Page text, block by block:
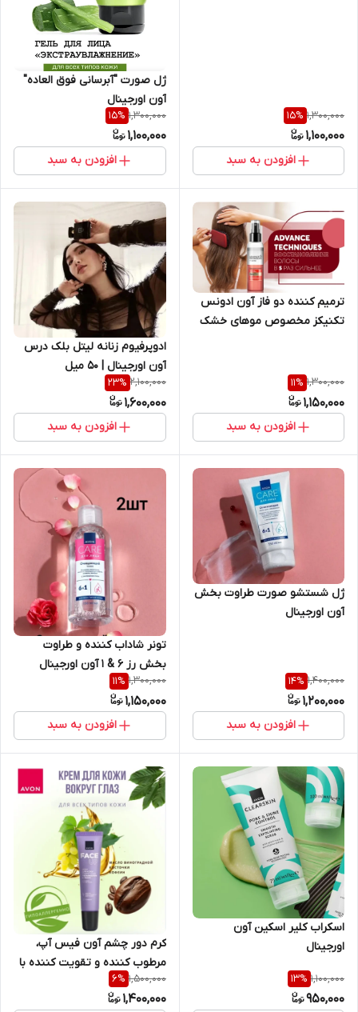
1,300,000
15%
1,100,000
افزودن به سبد
ژل صورت "آبرسانی فوق العاده"
آون اورجینال
1,300,000
15%
1,100,000
افزودن به سبد
ترمیم کننده دو فاز آون ادونس
تکنیکز مخصوص موهای خشک
1,300,000
11%
1,150,000
افزودن به سبد
ادوپرفیوم زنانه لیتل بلک درس
آون اورجینال | 50 میل
2,100,000
23%
1,600,000
افزودن به سبد
ژل شستشو صورت طراوت بخش
آون اورجینال
1,400,000
14%
1,200,000
افزودن به سبد
تونر شاداب کننده و طراوت
بخش رز 6 & 1 آون اورجینال
1,300,000
11%
1,150,000
افزودن به سبد
اسکراب کلیر اسکین آون
اورجینال
1,100,000
13%
950,000
کرم دور چشم آون فیس آپ،
مرطوب کننده و تقویت کننده با
میلی لیتر اورجینال
1,500,000
6%
1,400,000